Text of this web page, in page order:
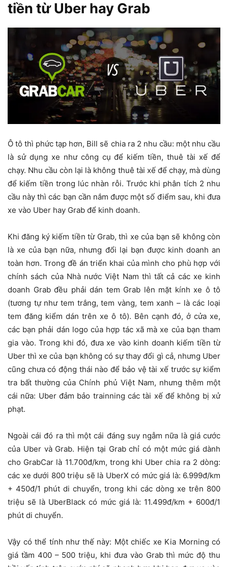
tiền từ Uber hay Grab
Ô tô thì phức tạp hơn, Bill sẽ chia ra 2 nhu cầu: một nhu cầu
là sử dụng xe như công cụ để kiếm tiền, thuê tài xế để
chạy. Nhu cầu còn lại là không thuê tài xế để chạy, mà dùng
để kiếm tiền trong lúc nhàn rỗi. Trước khi phân tích 2 nhu
cầu này thì các bạn cần nắm được một số điểm sau, khi đưa
xe vào Uber hay Grab để kinh doanh.
Khi đăng ký kiếm tiền từ Grab, thì xe của bạn sẽ không còn
là xe của bạn nữa, nhưng đổi lại bạn được kinh doanh an
toàn hơn. Trong đề án triển khai của mình cho phù hợp với
chính sách của Nhà nước Việt Nam thì tất cả các xe kinh
doanh Grab đều phải dán tem Grab lên mặt kính xe ô tô
(tương tự như tem trắng, tem vàng, tem xanh – là các loại
tem đăng kiểm dán trên xe ô tô). Bên cạnh đó, ở cửa xe,
các bạn phải dán logo của hợp tác xã mà xe của bạn tham
gia vào. Trong khi đó, đưa xe vào kinh doanh kiếm tiền từ
Uber thì xe của bạn không có sự thay đổi gì cả, nhưng Uber
cũng chưa có động thái nào để bảo vệ tài xế trước sự kiểm
tra bất thường của Chính phủ Việt Nam, nhưng thêm một
cái nữa: Uber đảm bảo trainning các tài xế để không bị xử
phạt.
Ngoài cái đó ra thì một cái đáng suy ngẫm nữa là giá cước
của Uber và Grab. Hiện tại Grab chỉ có một mức giá dành
cho GrabCar là 11.700đ/km, trong khi Uber chia ra 2 dòng:
các xe dưới 800 triệu sẽ là UberX có mức giá là: 6.999đ/km
+ 450đ/1 phút di chuyển, trong khi các dòng xe trên 800
triệu sẽ là UberBlack có mức giá là: 11.499đ/km + 600đ/1
phút di chuyển.
Vậy có thể tính như thế này: Một chiếc xe Kia Morning có
giá tầm 400 – 500 triệu, khi đưa vào Grab thì mức độ thu